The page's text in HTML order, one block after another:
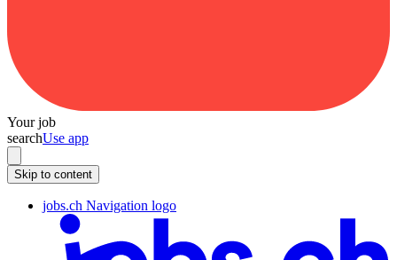
Your job
searchUse app
Skip to content
jobs.ch Navigation logo